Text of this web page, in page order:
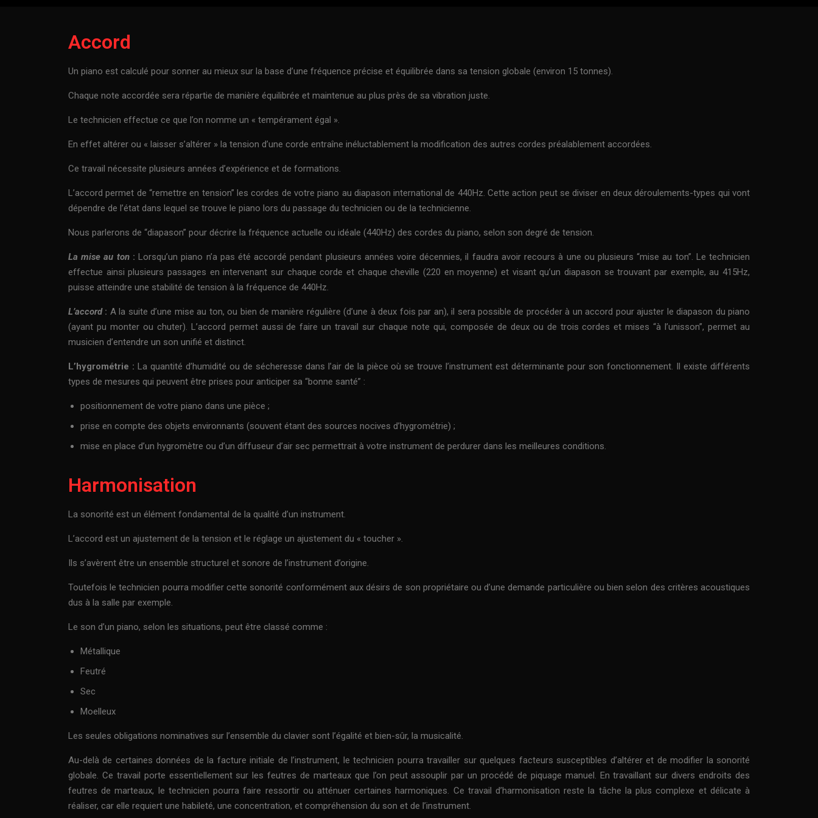
Accord
Un piano est calculé pour sonner au mieux sur la base d’une fréquence précise et équilibrée dans sa tension globale (environ 15 tonnes).
Chaque note accordée sera répartie de manière équilibrée et maintenue au plus près de sa vibration juste.
Le technicien effectue ce que l’on nomme un « tempérament égal ».
En effet altérer ou « laisser s’altérer » la tension d’une corde entraîne inéluctablement la modification des autres cordes préalablement accordées.
Ce travail nécessite plusieurs années d’expérience et de formations.
L’accord permet de “remettre en tension” les cordes de votre piano au diapason international de 440Hz. Cette action peut se diviser en deux déroulements-types qui vont
dépendre de l’état dans lequel se trouve le piano lors du passage du technicien ou de la technicienne.
Nous parlerons de “diapason” pour décrire la fréquence actuelle ou idéale (440Hz) des cordes du piano, selon son degré de tension.
La mise au ton : Lorsqu’un piano n’a pas été accordé pendant plusieurs années voire décennies, il faudra avoir recours à une ou plusieurs “mise au ton”. Le technicien
effectue ainsi plusieurs passages en intervenant sur chaque corde et chaque cheville (220 en moyenne) et visant qu’un diapason se trouvant par exemple, au 415Hz,
puisse atteindre une stabilité de tension à la fréquence de 440Hz.
L’accord : A la suite d’une mise au ton, ou bien de manière régulière (d’une à deux fois par an), il sera possible de procéder à un accord pour ajuster le diapason du piano
(ayant pu monter ou chuter). L’accord permet aussi de faire un travail sur chaque note qui, composée de deux ou de trois cordes et mises “à l’unisson”, permet au
musicien d’entendre un son unifié et distinct.
L’hygrométrie : La quantité d’humidité ou de sécheresse dans l’air de la pièce où se trouve l’instrument est déterminante pour son fonctionnement. Il existe différents
types de mesures qui peuvent être prises pour anticiper sa “bonne santé” :
positionnement de votre piano dans une pièce ;
prise en compte des objets environnants (souvent étant des sources nocives d’hygrométrie) ;
mise en place d’un hygromètre ou d’un diffuseur d’air sec permettrait à votre instrument de perdurer dans les meilleures conditions.
Harmonisation
La sonorité est un élément fondamental de la qualité d’un instrument.
L’accord est un ajustement de la tension et le réglage un ajustement du « toucher ».
Ils s’avèrent être un ensemble structurel et sonore de l’instrument d’origine.
Toutefois le technicien pourra modifier cette sonorité conformément aux désirs de son propriétaire ou d’une demande particulière ou bien selon des critères acoustiques
dus à la salle par exemple.
Le son d’un piano, selon les situations, peut être classé comme :
Métallique
Feutré
Sec
Moelleux
Les seules obligations nominatives sur l’ensemble du clavier sont l’égalité et bien-sûr, la musicalité.
Au-delà de certaines données de la facture initiale de l’instrument, le technicien pourra travailler sur quelques facteurs susceptibles d’altérer et de modifier la sonorité
globale. Ce travail porte essentiellement sur les feutres de marteaux que l’on peut assouplir par un procédé de piquage manuel. En travaillant sur divers endroits des
feutres de marteaux, le technicien pourra faire ressortir ou atténuer certaines harmoniques. Ce travail d’harmonisation reste la tâche la plus complexe et délicate à
réaliser, car elle requiert une habileté, une concentration, et compréhension du son et de l’instrument.